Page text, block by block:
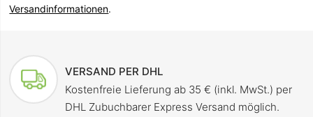
Versandinformationen.
VERSAND PER DHL
Kostenfreie Lieferung ab 35 € (inkl. MwSt.) per
DHL Zubuchbarer Express Versand möglich.